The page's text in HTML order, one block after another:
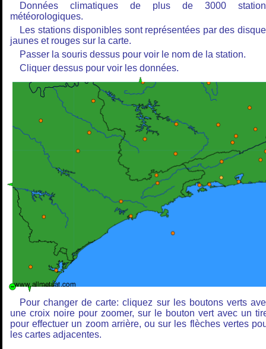
Données climatiques de plus de 3000
météorologiques.
Les stations disponibles sont représentées par des
jaunes et rouges sur la carte.
Passer la souris dessus pour voir le nom de la station.
Cliquer dessus pour voir les données.
Pour changer de carte: cliquez sur les boutons verts
une croix noire pour zoomer, sur le bouton vert avec un
pour effectuer un zoom arrière, ou sur les flèches vertes
les cartes adjacentes.